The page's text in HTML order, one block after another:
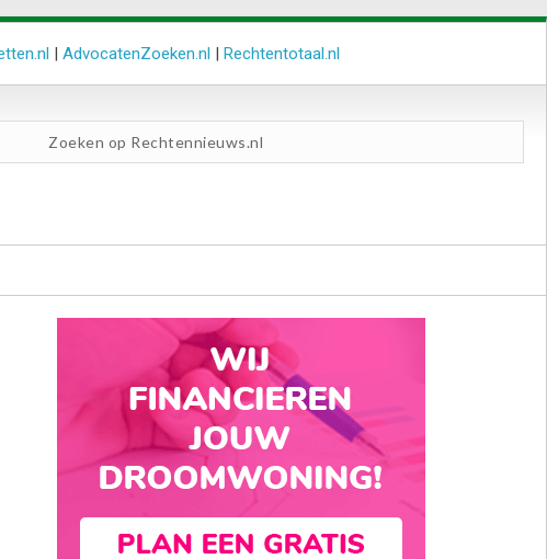
| AdvocatenZoeken.nl | Rechtentotaal.nl